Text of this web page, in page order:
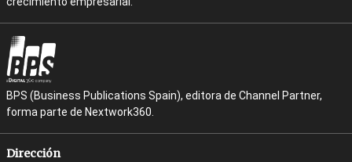
BPS (Business Publications Spain), editora de Channel Partner,
forma parte de Nextwork360.
Dirección